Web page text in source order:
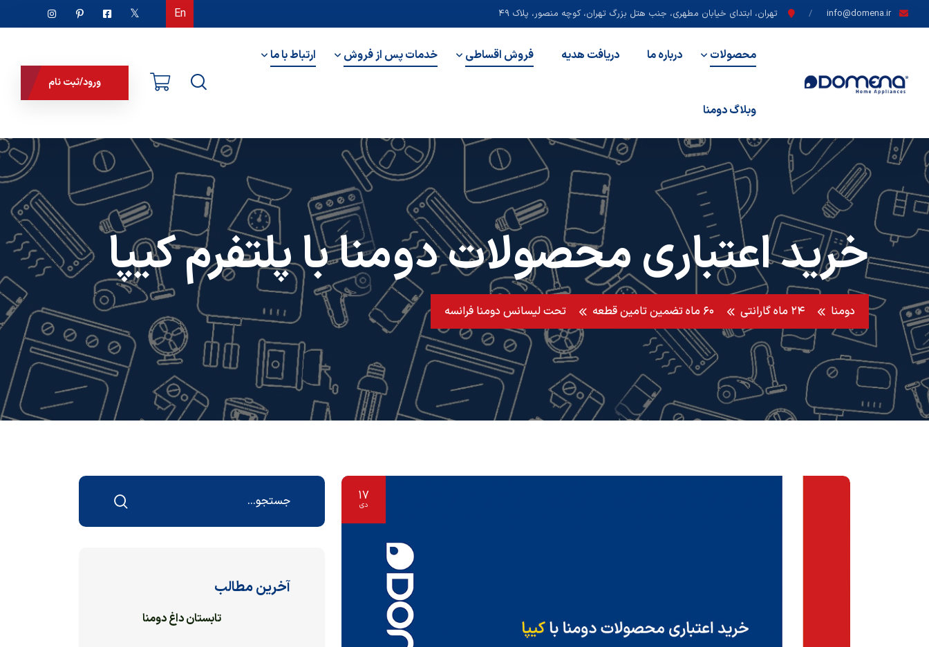
info@domena.ir تهران، ابتدای خیابان مطهری، جنب هتل بزرگ تهران، کوچه منصور، پلاک ۴۹ En
محصولات درباره ما دریافت هدیه فروش اقساطی خدمات پس از فروش ارتباط با ما
وبلاگ دومنا
ورود/ثبت نام
خرید اعتباری محصولات دومنا با پلتفرم کیپا
دومنا ۲۴ ماه گارانتی ۶۰ ماه تضمین تامین قطعه تحت لیسانس دومنا فرانسه
17
دی
آخرین مطالب
تابستان داغ دومنا